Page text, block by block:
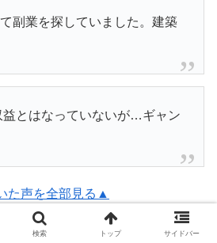
副業を探していました。建築
益とはなっていないが…ギャン
た声を全部見る▲
検索 トップ サイドバー